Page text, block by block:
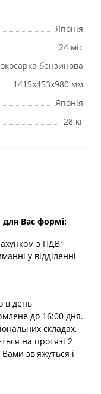
Японія
24 міс
бензинова
1415х453х980 мм
Японія
28 кг
Вас формі:
з ПДВ;
у відділенні
в день
до 16:00 дня.
складах,
на протязі 2
зв'яжуться і